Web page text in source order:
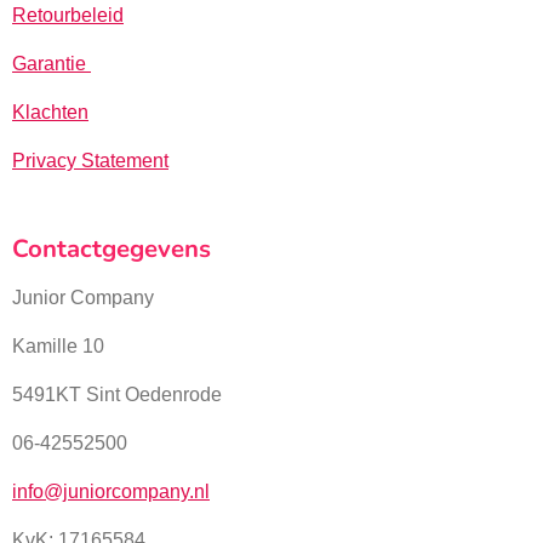
Retourbeleid
Garantie
Klachten
Privacy Statement
Contactgegevens
Junior Company
Kamille 10
5491KT Sint Oedenrode
06-42552500
info@juniorcompany.nl